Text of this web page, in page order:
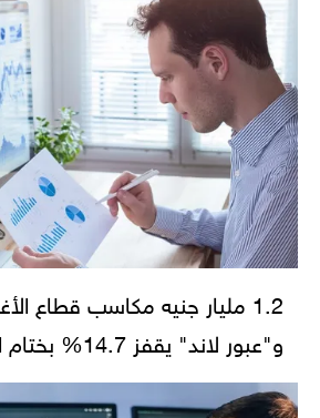
1.2 مليار جنيه مكاسب قطاع
و"عبور لاند" يقفز 14.7% بختام الإثنين